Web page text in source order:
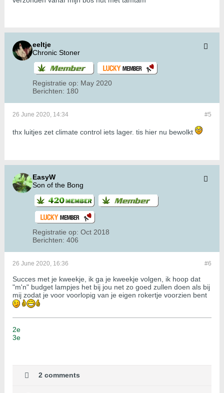
eeltje
Chronic Stoner
Registratie op: May 2020
Berichten: 180
#5
26 June 2020, 14:34
thx luitjes zet climate control iets lager. tis hier nu bewolkt
EasyW
Son of the Bong
Registratie op: Oct 2018
Berichten: 406
#6
26 June 2020, 16:36
Succes met je kweekje, ik ga je kweekje volgen, ik hoop dat
"m'n" budget lampjes het bij jou net zo goed zullen doen als bij
mij zodat je voor voorlopig van je eigen rokertje voorzien bent
2e
3e
2 comments